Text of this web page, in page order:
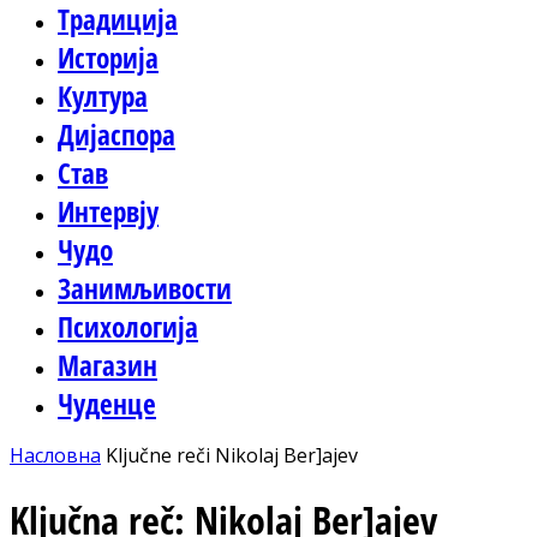
Традиција
Историја
Култура
Дијаспора
Став
Интервју
Чудо
Занимљивости
Психологија
Магазин
Чуденце
Насловна Ključne reči Nikolaj Ber]ajev
Ključna reč: Nikolaj Ber]ajev